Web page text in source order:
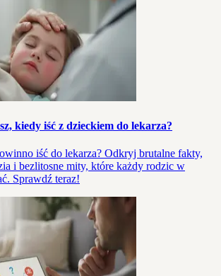
kiedy iść z dzieckiem do lekarza?
iść do lekarza? Odkryj brutalne fakty,
i bezlitosne mity, które każdy rodzic w
Sprawdź teraz!